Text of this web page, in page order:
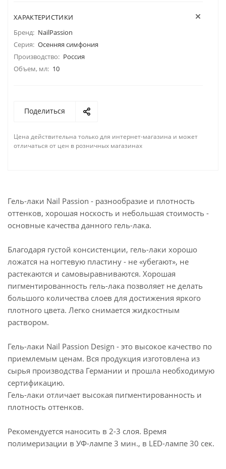
ХАРАКТЕРИСТИКИ
Бренд: NailPassion
Серия: Осенняя симфония
Производство: Россия
Объем, мл: 10
Поделиться
Цена действительна только для интернет-магазина и может
отличаться от цен в розничных магазинах
Гель-лаки Nail Passion - разнообразие и плотность
оттенков, хорошая носкость и небольшая стоимость -
основные качества данного гель-лака.
Благодаря густой консистенции, гель-лаки хорошо
ложатся на ногтевую пластину - не «убегают», не
растекаются и самовыравниваются. Хорошая
пигментированность гель-лака позволяет не делать
большого количества слоев для достижения яркого
плотного цвета. Легко снимается жидкостным
раствором.
Гель-лаки Nail Passion Design - это высокое качество по
приемлемым ценам. Вся продукция изготовлена из
сырья производства Германии и прошла необходимую
сертификацию.
Гель-лаки отличает высокая пигментированность и
плотность оттенков.
Рекомендуется наносить в 2-3 слоя. Время
полимеризации в УФ-лампе 3 мин., в LED-лампе 30 сек.